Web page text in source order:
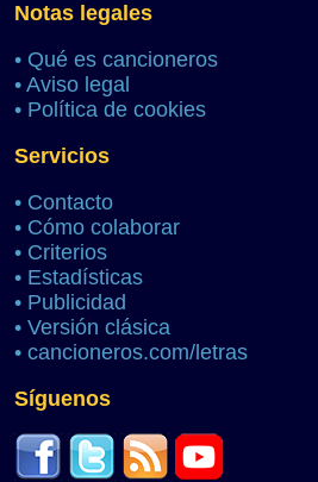
Notas legales
• Qué es cancioneros
• Aviso legal
• Política de cookies
Servicios
• Contacto
• Cómo colaborar
• Criterios
• Estadísticas
• Publicidad
• Versión clásica
• cancioneros.com/letras
Síguenos